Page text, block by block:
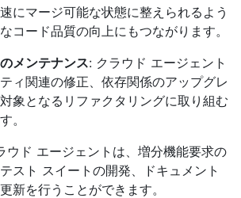
にマージ可能な状態に整えられるよう
コード品質の向上にもつながります。
メンテナンス: クラウド エージェント
ィ関連の修正、依存関係のアップグレ
象となるリファクタリングに取り組む
。
ウド エージェントは、増分機能要求の
スト スイートの開発、ドキュメント
新を行うことができます。